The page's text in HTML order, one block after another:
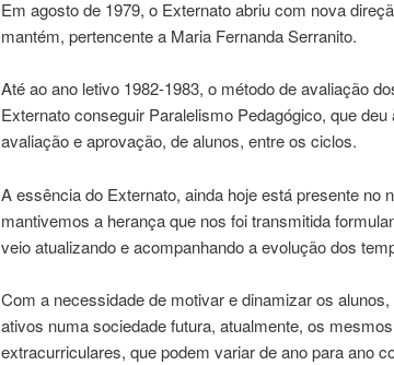
Em agosto de 1979, o Externato abriu com nova
mantém, pertencente a Maria Fernanda Serranito.
Até ao ano letivo 1982-1983, o método de avaliação
Externato conseguir Paralelismo Pedagógico, que
avaliação e aprovação, de alunos, entre os ciclos.
A essência do Externato, ainda hoje está presente no
mantivemos a herança que nos foi transmitida
veio atualizando e acompanhando a evolução dos
Com a necessidade de motivar e dinamizar os
ativos numa sociedade futura, atualmente, os
extracurriculares, que podem variar de ano para ano